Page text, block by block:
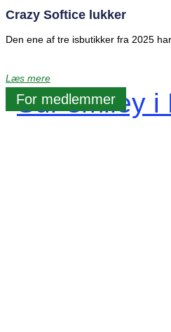
Crazy Softice lukker
Den ene af tre isbutikker fra 2025
Læs mere
For medlemmer